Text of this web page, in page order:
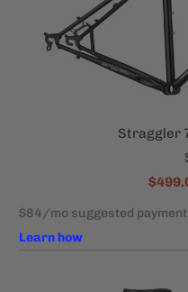
Straggler